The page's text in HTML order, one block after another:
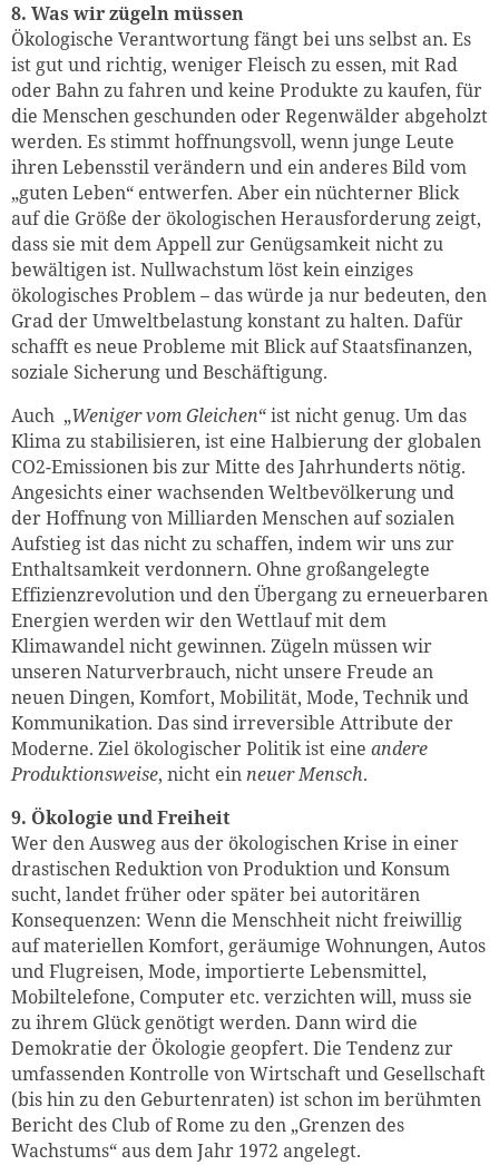
8. Was wir zügeln müssen
Ökologische Verantwortung fängt bei uns selbst an. Es
ist gut und richtig, weniger Fleisch zu essen, mit Rad
oder Bahn zu fahren und keine Produkte zu kaufen, für
die Menschen geschunden oder Regenwälder abgeholzt
werden. Es stimmt hoffnungsvoll, wenn junge Leute
ihren Lebensstil verändern und ein anderes Bild vom
„guten Leben“ entwerfen. Aber ein nüchterner Blick
auf die Größe der ökologischen Herausforderung zeigt,
dass sie mit dem Appell zur Genügsamkeit nicht zu
bewältigen ist. Nullwachstum löst kein einziges
ökologisches Problem – das würde ja nur bedeuten, den
Grad der Umweltbelastung konstant zu halten. Dafür
schafft es neue Probleme mit Blick auf Staatsfinanzen,
soziale Sicherung und Beschäftigung.
Auch „Weniger vom Gleichen“ ist nicht genug. Um das
Klima zu stabilisieren, ist eine Halbierung der globalen
CO2-Emissionen bis zur Mitte des Jahrhunderts nötig.
Angesichts einer wachsenden Weltbevölkerung und
der Hoffnung von Milliarden Menschen auf sozialen
Aufstieg ist das nicht zu schaffen, indem wir uns zur
Enthaltsamkeit verdonnern. Ohne großangelegte
Effizienzrevolution und den Übergang zu erneuerbaren
Energien werden wir den Wettlauf mit dem
Klimawandel nicht gewinnen. Zügeln müssen wir
unseren Naturverbrauch, nicht unsere Freude an
neuen Dingen, Komfort, Mobilität, Mode, Technik und
Kommunikation. Das sind irreversible Attribute der
Moderne. Ziel ökologischer Politik ist eine andere
Produktionsweise, nicht einneuer Mensch.
9. Ökologie und Freiheit
Wer den Ausweg aus der ökologischen Krise in einer
drastischen Reduktion von Produktion und Konsum
sucht, landet früher oder später bei autoritären
Konsequenzen: Wenn die Menschheit nicht freiwillig
auf materiellen Komfort, geräumige Wohnungen, Autos
und Flugreisen, Mode, importierte Lebensmittel,
Mobiltelefone, Computer etc. verzichten will, muss sie
zu ihrem Glück genötigt werden. Dann wird die
Demokratie der Ökologie geopfert. Die Tendenz zur
umfassenden Kontrolle von Wirtschaft und Gesellschaft
(bis hin zu den Geburtenraten) ist schon im berühmten
Bericht des Club of Rome zu den „Grenzen des
Wachstums“ aus dem Jahr 1972 angelegt.